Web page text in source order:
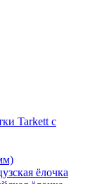
Tarkett с
ёлочка